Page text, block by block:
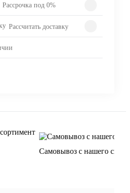
Рассрочка под 0%
Рассчитать доставку
Самовывоз с нашего